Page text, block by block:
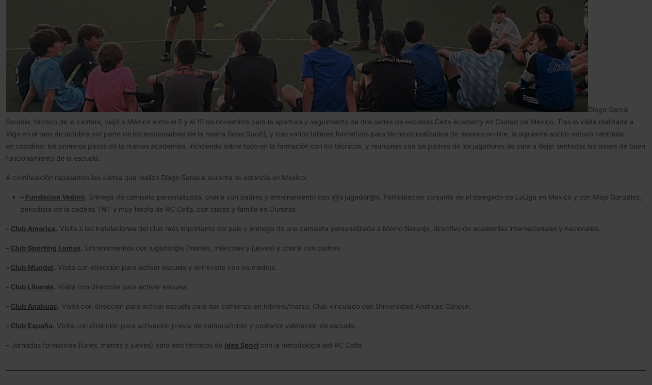
Diego García
Sarabia, técnico de la cantera, viajó a México entre el 5 y el 15 de noviembre para la apertura y seguimiento de dos sedes de escuelas Celta Academy en Ciudad de México. Tras la visita realizada a
Vigo en el mes de octubre por parte de los responsables de la misma (Idea Sport), y tras varios talleres formativos para técnicos realizados de manera on-line, la siguiente acción estuvo centrada
en coordinar los primeros pasos de la nuevas academias, incidiendo sobre todo en la formación con los técnicos, y reuniones con los padres de los jugadores de cara a dejar sentadas las bases de buen
funcionamiento de la escuela.
A continuación repasamos las visitas que realizó Diego Sarabia durante su estancia en México:
– Fundacion Vedimi. Entrega de camiseta personalizada, charla con padres y entrenamiento con l@s jugador@s. Participación conjunta de el delegado de LaLiga en Mexico y con Majo González,
periodista de la cadena TNT y muy forofa de RC Celta, con raíces y familia en Ourense.
– Club América. Visita a las instalaciones del club más importante del país y entrega de una camiseta personalizada a Memo Naranjo, directivo de academias internacionales y nacionales.
– Club Sporting Lomas. Entrenamientos con jugador@s (martes, miércoles y jueves) y charla con padres.
– Club Mundet. Visita con dirección para activar escuela y entrevista con los medios.
– Club Libanés. Visita con dirección para activar escuela.
– Club Anahuac. Visita con dirección para activar escuela para dar comienzo en febrero/marzo. Club vinculado con Universidad Anáhuac Cancún.
– Club España. Visita con dirección para activación previa de campus/clínic y posterior valoración de escuela.
– Jornadas formativas (lunes, martes y jueves) para seis técnicos de Idea Sport con la metodología del RC Celta.